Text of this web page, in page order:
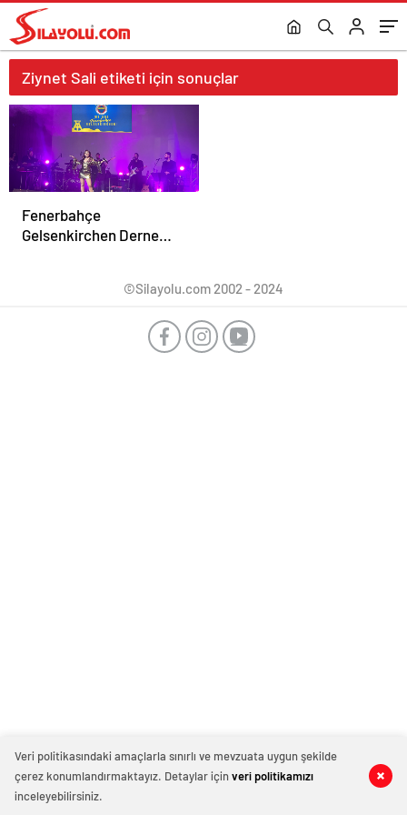
Ziynet Sali etiketi için sonuçlar
Fenerbahçe
Gelsenkirchen Derneği
©Silayolu.com 2002 - 2024
Veri politikasındaki amaçlarla sınırlı ve mevzuata uygun şekilde
çerez konumlandırmaktayız. Detaylar içinveri politikamızı
inceleyebilirsiniz.